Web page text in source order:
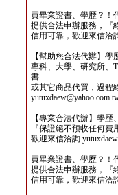
買畢業證書、學歷？！
提供合法申辦服務，『
信用可靠，歡迎來信洽
【幫助您合法代辦】
專科、大學、研究所、
書
或其它商品代買，過程
【專業合法代辦】學
『保證絕不預收任何
歡迎來信洽詢
買畢業證書、學歷？！
提供合法申辦服務，『
信用可靠，歡迎來信洽